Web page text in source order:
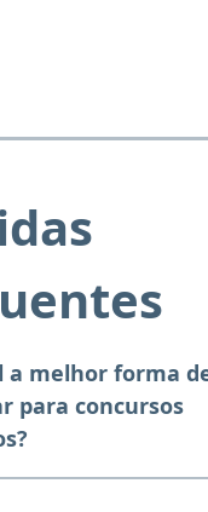
a melhor forma
para concursos